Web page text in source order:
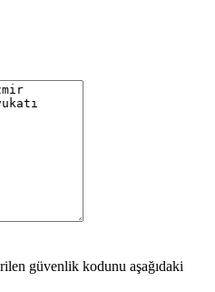
güvenlik kodunu aşağıdaki